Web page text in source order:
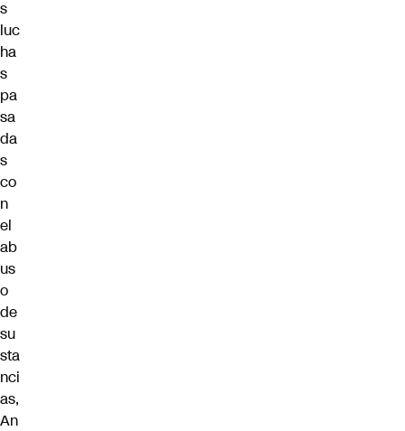
s
luc
ha
s
pa
sa
da
s
co
n
el
ab
us
o
de
su
sta
nci
as,
An